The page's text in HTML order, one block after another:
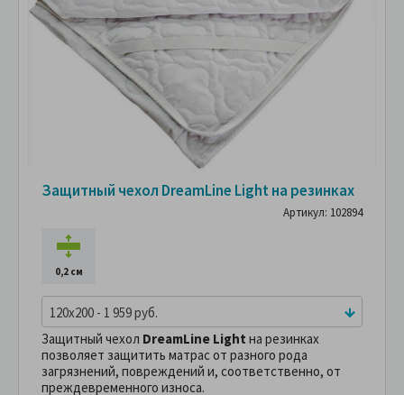
Защитный чехол DreamLine Light на резинках
Артикул: 102894
0,2 см
120x200 - 1 959 руб.
Защитный чехол DreamLine Light на резинках
позволяет защитить матрас от разного рода
загрязнений, повреждений и, соответственно, от
преждевременного износа.